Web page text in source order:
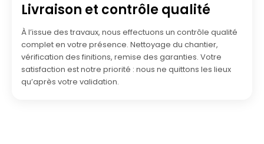
Livraison et contrôle qualité
À l’issue des travaux, nous effectuons un contrôle qualité
complet en votre présence. Nettoyage du chantier,
vérification des finitions, remise des garanties. Votre
satisfaction est notre priorité : nous ne quittons les lieux
qu’après votre validation.